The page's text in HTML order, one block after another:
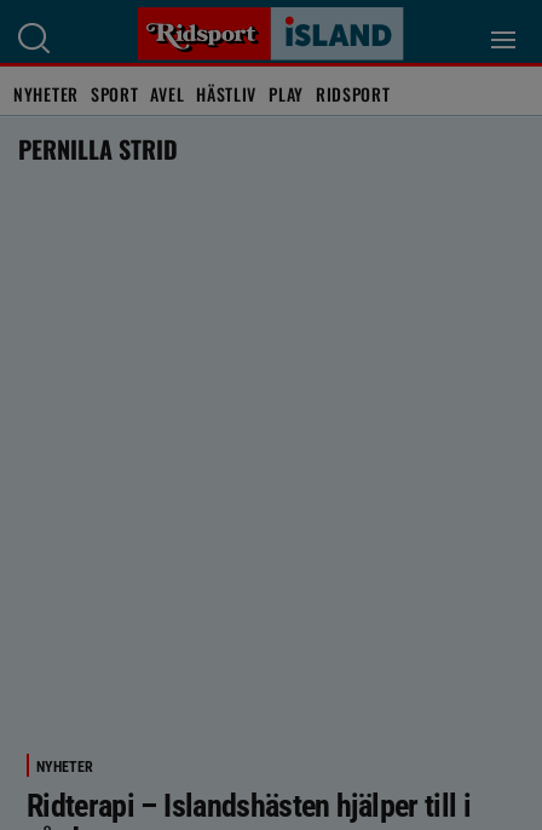
NYHETER SPORT AVEL HÄSTLIV PLAY RIDSPORT
PERNILLA STRID
NYHETER
Ridterapi – Islandshästen hjälper till i